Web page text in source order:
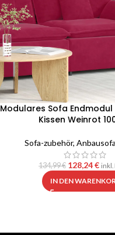
Modulares Sofa
Kissen Weinrot
Sofa-zubehör,
134,99€ 128,24€ inkl.
IN DEN